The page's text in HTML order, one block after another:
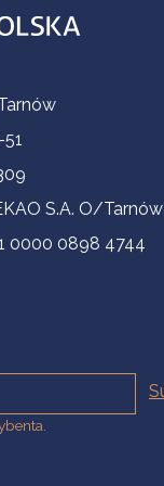
S.A. O/Tarnów
0000 0898 4744